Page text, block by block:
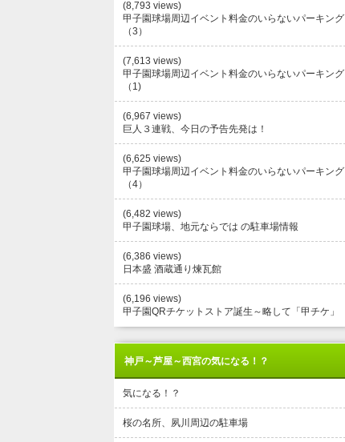
(8,793 views)
甲子園球場周辺イベント料金のいらないパーキング
（3）
(7,613 views)
甲子園球場周辺イベント料金のいらないパーキング
（1)
(6,967 views)
巨人３連戦、今日の予告先発は！
(6,625 views)
甲子園球場周辺イベント料金のいらないパーキング
（4）
(6,482 views)
甲子園球場、地元ならでは の駐車場情報
(6,386 views)
日本盛 酒蔵通り煉瓦館
(6,196 views)
甲子園QRチケットストア誕生～略して「甲チケ」
神戸～芦屋～西宮の気になる！？
気になる！？
桜の名所、夙川周辺の駐車場